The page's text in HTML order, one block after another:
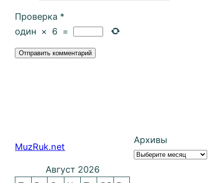
Проверка *
один
× 6 =
MuzRuk.net
Архивы
Август 2026